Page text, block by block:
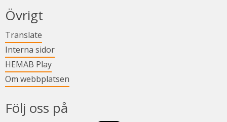
Övrigt
Translate
Interna sidorLänk till annan webbplats.
HEMAB PlayLänk till annan webbplats.
Om webbplatsen
Följ oss på